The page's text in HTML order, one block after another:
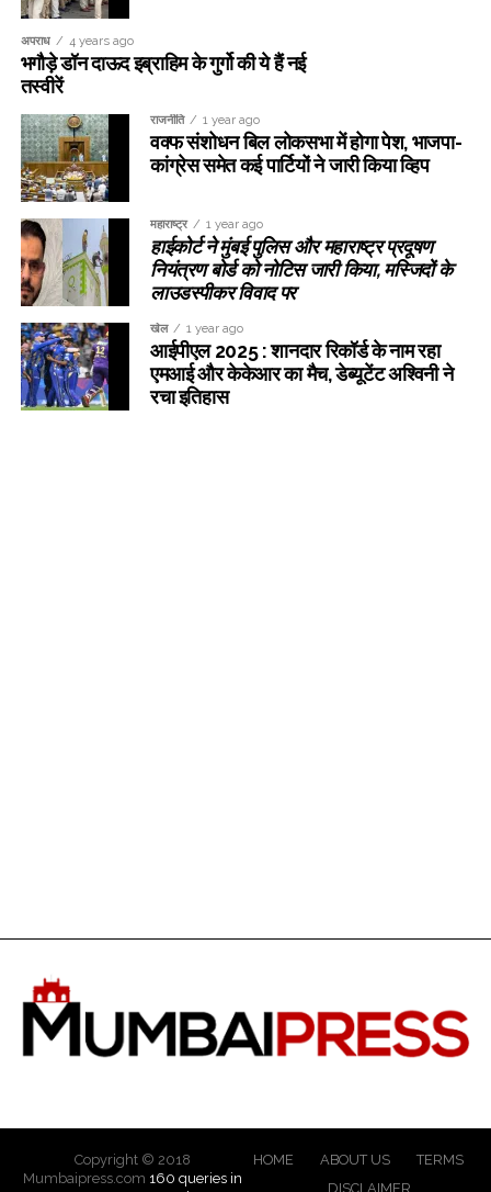
अपराध 4 years ago
भगौड़े डॉन दाऊद इब्राहिम के गुर्गो की ये हैं नई
तस्वीरें
राजनीति 1 year ago
वक्फ संशोधन बिल लोकसभा में होगा पेश, भाजपा-
कांग्रेस समेत कई पार्टियों ने जारी किया व्हिप
महाराष्ट्र 1 year ago
हाईकोर्ट ने मुंबई पुलिस और महाराष्ट्र प्रदूषण
नियंत्रण बोर्ड को नोटिस जारी किया, मस्जिदों के
लाउडस्पीकर विवाद पर
खेल 1 year ago
आईपीएल 2025 : शानदार रिकॉर्ड के नाम रहा
एमआई और केकेआर का मैच, डेब्यूटेंट अश्विनी ने
रचा इतिहास
Copyright © 2018
Mumbaipress.com 160 queries in
HOME ABOUT US
TERMS
DISCLAIMER